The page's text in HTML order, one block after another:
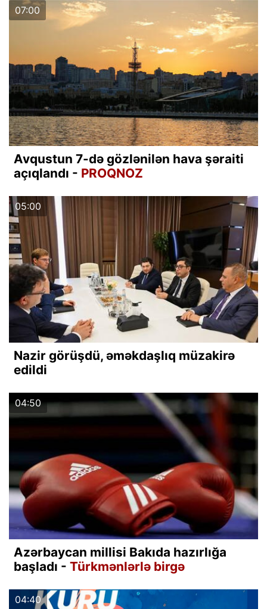
07:00
Avqustun 7-də gözlənilən hava şəraiti
açıqlandı - PROQNOZ
05:00
Nazir görüşdü, əməkdaşlıq müzakirə
edildi
04:50
Azərbaycan millisi Bakıda hazırlığa
başladı - Türkmənlərlə birgə
04:40